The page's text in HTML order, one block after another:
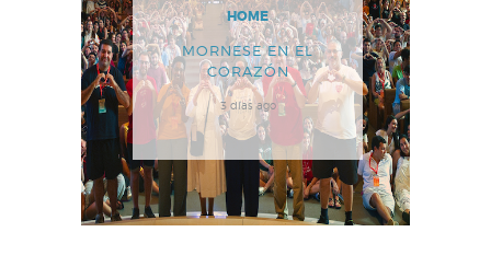
HOME
MORNESE EN EL
CORAZÓN
3 días ago